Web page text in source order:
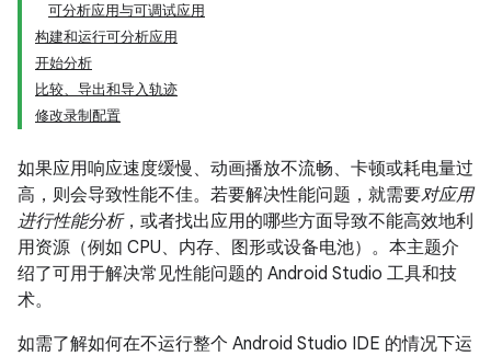
可分析应用与可调试应用
构建和运行可分析应用
开始分析
比较、导出和导入轨迹
修改录制配置
如果应用响应速度缓慢、动画播放不流畅、卡顿或耗电量过
高，则会导致性能不佳。若要解决性能问题，就需要对应用
进行性能分析，或者找出应用的哪些方面导致不能高效地利
用资源（例如 CPU、内存、图形或设备电池）。本主题介
绍了可用于解决常见性能问题的 Android Studio 工具和技
术。
如需了解如何在不运行整个 Android Studio IDE 的情况下运